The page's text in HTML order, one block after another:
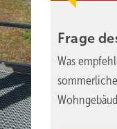
Frage
Was